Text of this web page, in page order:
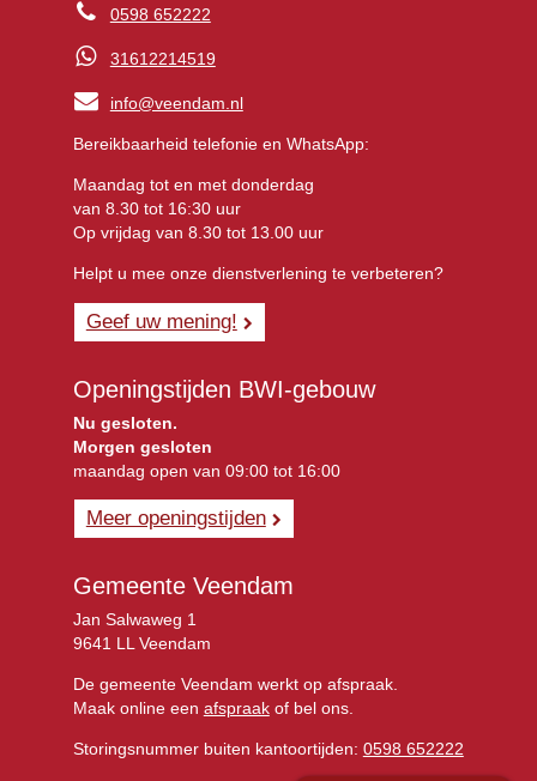
0598 652222
31612214519
info@veendam.nl
Bereikbaarheid telefonie en WhatsApp:
Maandag tot en met donderdag
van 8.30 tot 16:30 uur
Op vrijdag van 8.30 tot 13.00 uur
Helpt u mee onze dienstverlening te verbeteren?
Geef uw mening!
Openingstijden BWI-gebouw
Nu gesloten.
Morgen gesloten
maandag open van 09:00 tot 16:00
Meer openingstijden
Gemeente Veendam
Jan Salwaweg 1
9641 LL Veendam
De gemeente Veendam werkt op afspraak.
Maak online een afspraakof bel ons.
Storingsnummer buiten kantoortijden: 0598 652222